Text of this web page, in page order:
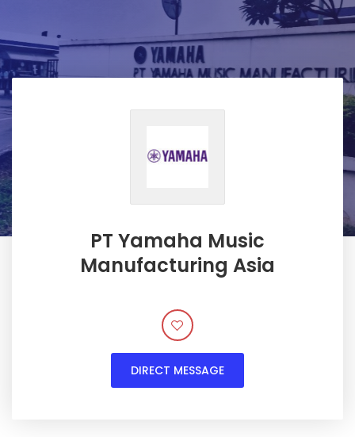
PT Yamaha Music
Manufacturing Asia
DIRECT MESSAGE